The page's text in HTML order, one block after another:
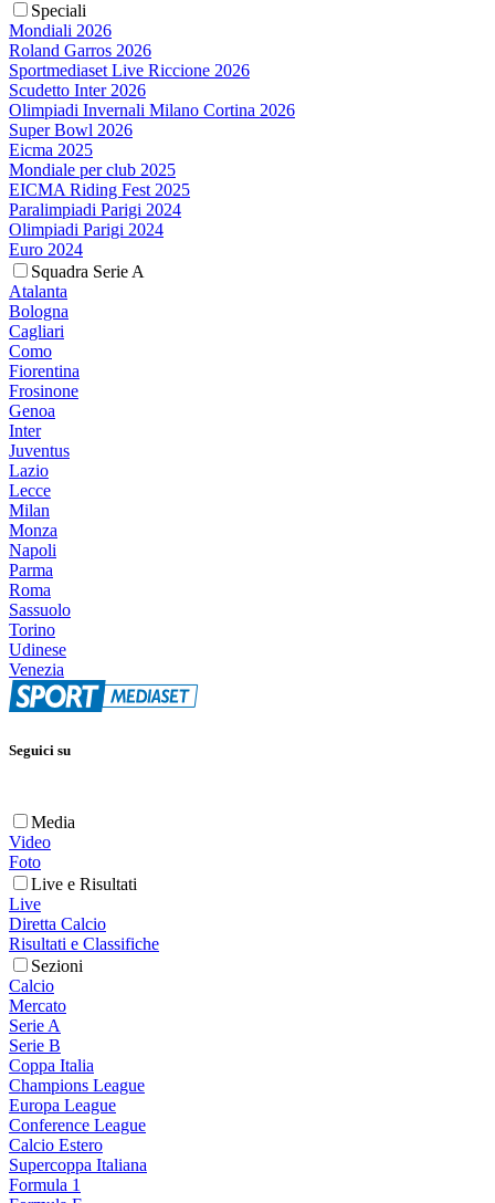
Speciali
Mondiali 2026
Roland Garros 2026
Sportmediaset Live Riccione 2026
Scudetto Inter 2026
Olimpiadi Invernali Milano Cortina 2026
Super Bowl 2026
Eicma 2025
Mondiale per club 2025
EICMA Riding Fest 2025
Paralimpiadi Parigi 2024
Olimpiadi Parigi 2024
Euro 2024
Squadra Serie A
Atalanta
Bologna
Cagliari
Como
Fiorentina
Frosinone
Genoa
Inter
Juventus
Lazio
Lecce
Milan
Monza
Napoli
Parma
Roma
Sassuolo
Torino
Udinese
Venezia
Seguici su
Media
Video
Foto
Live e Risultati
Live
Diretta Calcio
Risultati e Classifiche
Sezioni
Calcio
Mercato
Serie A
Serie B
Coppa Italia
Champions League
Europa League
Conference League
Calcio Estero
Supercoppa Italiana
Formula 1